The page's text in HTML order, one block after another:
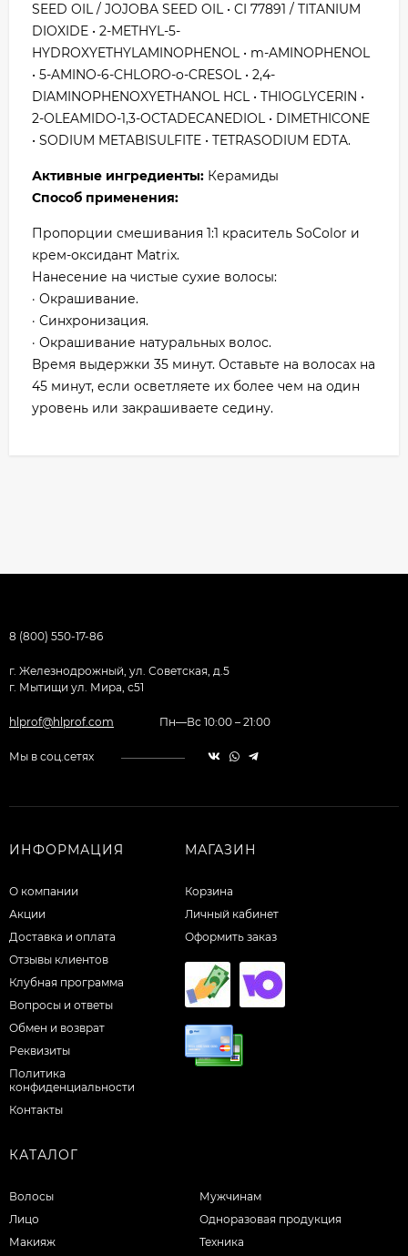
SEED OIL / JOJOBA SEED OIL • CI 77891 / TITANIUM
DIOXIDE • 2-METHYL-5-
HYDROXYETHYLAMINOPHENOL • m-AMINOPHENOL
• 5-AMINO-6-CHLORO-o-CRESOL • 2,4-
DIAMINOPHENOXYETHANOL HCL • THIOGLYCERIN •
2-OLEAMIDO-1,3-OCTADECANEDIOL • DIMETHICONE
• SODIUM METABISULFITE • TETRASODIUM EDTA.
Активные ингредиенты: Керамиды
Способ применения:
Пропорции смешивания 1:1 краситель SoColor и
крем-оксидант Matrix.
Нанесение на чистые сухие волосы:
· Окрашивание.
· Синхронизация.
· Окрашивание натуральных волос.
Время выдержки 35 минут. Оставьте на волосах на
45 минут, если осветляете их более чем на один
уровень или закрашиваете седину.
8 (800) 550-17-86
г. Железнодрожный, ул. Советская, д.5
г. Мытищи ул. Мира, с51
hlprof@hlprof.com Пн—Вс 10:00 – 21:00
Мы в соц.сетях
ИНФОРМАЦИЯ
О компании
Акции
Доставка и оплата
Отзывы клиентов
Клубная программа
Вопросы и ответы
Обмен и возврат
Реквизиты
Политика
конфиденциальности
Контакты
МАГАЗИН
Корзина
Личный кабинет
Оформить заказ
КАТАЛОГ
Волосы
Лицо
Макияж
Мужчинам
Одноразовая продукция
Техника